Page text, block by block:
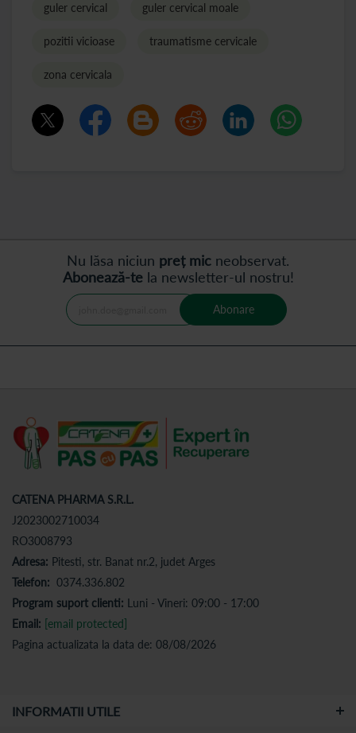
guler cervical guler cervical moale
pozitii vicioase traumatisme cervicale
zona cervicala
Nu lăsa niciun preț mic neobservat.
Abonează-tela newsletter-ul nostru!
Abonare
CATENA PHARMA S.R.L.
J2023002710034
RO3008793
Adresa: Pitesti, str. Banat nr.2, judet Arges
Telefon: 0374.336.802
Program suport clienti: Luni - Vineri: 09:00 - 17:00
Email: [email protected]
Pagina actualizata la data de: 08/08/2026
INFORMATII UTILE